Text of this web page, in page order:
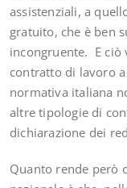
assistenziali, a
gratuito, che è ben
incongruente. E ciò
contratto di lavoro
normativa italiana
altre tipologie di
dichiarazione dei
Quanto rende però